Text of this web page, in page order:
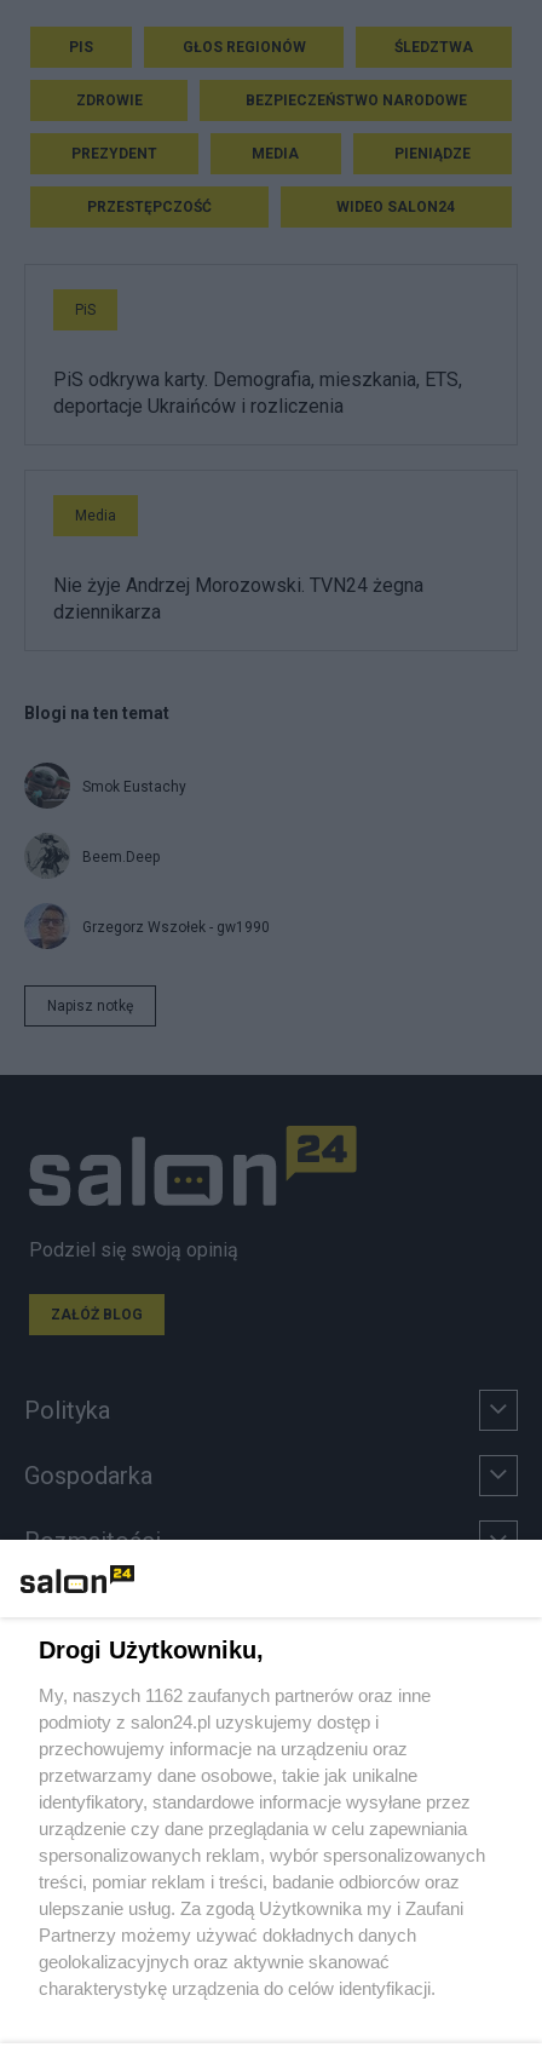
PIS GŁOS REGIONÓW ŚLEDZTWA
ZDROWIE BEZPIECZEŃSTWO NARODOWE
PREZYDENT MEDIA PIENIĄDZE
PRZESTĘPCZOŚĆ WIDEO SALON24
PiS
PiS odkrywa karty. Demografia, mieszkania, ETS,
deportacje Ukraińców i rozliczenia
Media
Nie żyje Andrzej Morozowski. TVN24 żegna
dziennikarza
Blogi na ten temat
Smok Eustachy
Beem.Deep
Grzegorz Wszołek - gw1990
Napisz notkę
Podziel się swoją opinią
ZAŁÓŻ BLOG
Polityka
Gospodarka
Rozmaitości
Sport
Społeczeństwo
Kultura
X Facebook Instagram Youtube
Drogi Użytkowniku,
My, naszych 1162 zaufanych partnerów oraz inne
podmioty z salon24.pl uzyskujemy dostęp i
przechowujemy informacje na urządzeniu oraz
przetwarzamy dane osobowe, takie jak unikalne
identyfikatory, standardowe informacje wysyłane przez
urządzenie czy dane przeglądania w celu zapewniania
spersonalizowanych reklam, wybór spersonalizowanych
treści, pomiar reklam i treści, badanie odbiorców oraz
ulepszanie usług. Za zgodą Użytkownika my i Zaufani
Partnerzy możemy używać dokładnych danych
geolokalizacyjnych oraz aktywnie skanować
charakterystykę urządzenia do celów identyfikacji.